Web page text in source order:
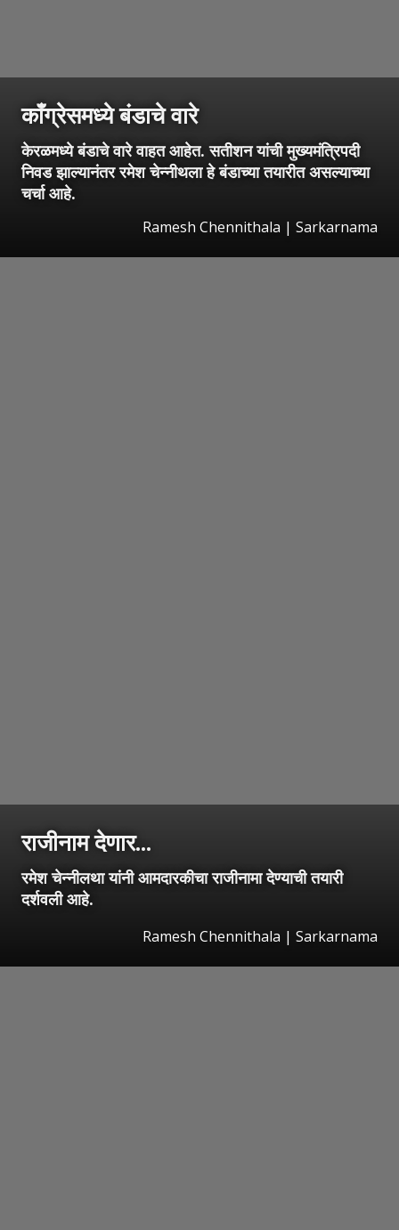
काँग्रेसमध्ये बंडाचे वारे
केरळमध्ये बंडाचे वारे वाहत आहेत. सतीशन यांची मुख्यमंत्रि‍पदी
निवड झाल्यानंतर रमेश चेन्नीथला हे बंडाच्या तयारीत असल्याच्या
चर्चा आहे.
Ramesh Chennithala | Sarkarnama
राजीनाम देणार...
रमेश चेन्नीलथा यांनी आमदारकीचा राजीनामा देण्याची तयारी
दर्शवली आहे.
Ramesh Chennithala | Sarkarnama